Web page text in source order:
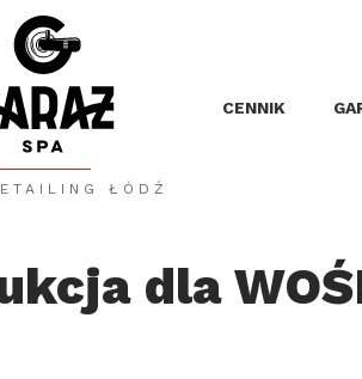
ŁÓDŹ
CENNIK
dla